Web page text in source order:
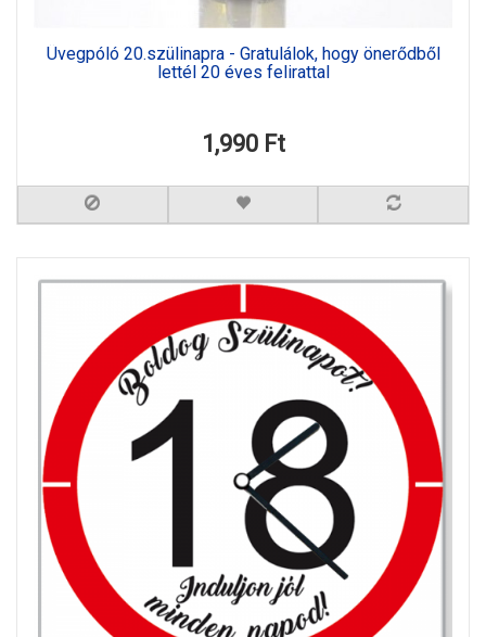
Üvegpóló 20.szülinapra - Gratulálok, hogy önerődből
lettél 20 éves felirattal
1,990 Ft